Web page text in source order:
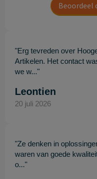
Beoordeel
"Erg tevreden over
Artikelen. Het contact
we w..."
Leontien
20 juli 2026
"Ze denken in
waren van goede
o..."